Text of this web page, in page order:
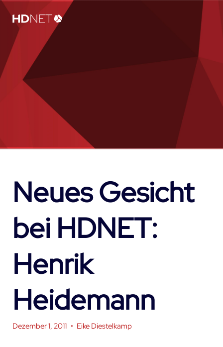
Neues Gesicht
bei HDNET:
Henrik
Heidemann
Dezember 1, 2011 • Eike Diestelkamp